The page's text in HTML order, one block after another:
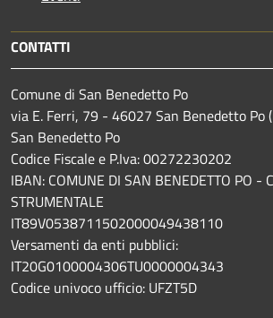
CONTATTI
Comune di San Benedetto Po
via E. Ferri, 79 - 46027 San Benedetto Po
San Benedetto Po
Codice Fiscale e P.Iva: 00272230202
IBAN: COMUNE DI SAN BENEDETTO PO -
STRUMENTALE
IT89V0538711502000049438110
Versamenti da enti pubblici:
IT20G0100004306TU0000004343
Codice univoco ufficio: UFZT5D